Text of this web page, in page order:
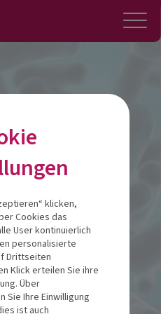
Konto
und
Haut
als
klicken,
Cookies das
User kontinuierlich
personalisierte
Drittseiten
Klick erteilen Sie ihre
Über
Sie Ihre Einwilligung
ist auch